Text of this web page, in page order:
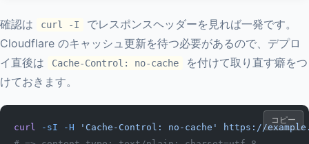
確認は curl -I
でレスポンスヘッダーを見れば一発です。
Cloudflare のキャッシュ更新を待つ必要があるので、デプロ
イ直後は
Cache-Control: no-cache
を付けて取り直す癖をつ
けておきます。
curl -sI -H 'Cache-Control: no-cache'
https://
コピー